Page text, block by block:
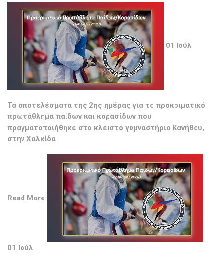
01 Ιούλ
Τα αποτελέσματα της 2ης ημέρας για το προκριματικό
πρωτάθλημα παίδων και κορασίδων που
πραγματοποιήθηκε στο κλειστό γυμναστήριο Κανήθου,
στην Χαλκίδα
Read More
01 Ιούλ